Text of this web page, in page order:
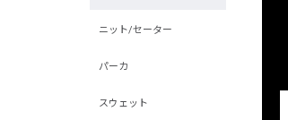
ニット/セーター
パーカ
スウェット